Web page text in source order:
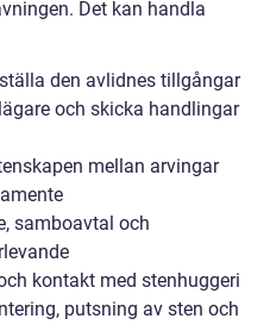
Det kan handla
den avlidnes tillgångar
och skicka handlingar
mellan arvingar
samboavtal och
kontakt med stenhuggeri
putsning av sten och